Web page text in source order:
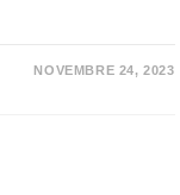
NOVEMBRE 24, 2023